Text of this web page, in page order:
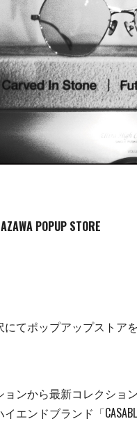
POPUP STORE
てポップアップストア
ョンから最新コレクショ
エンドブランド「